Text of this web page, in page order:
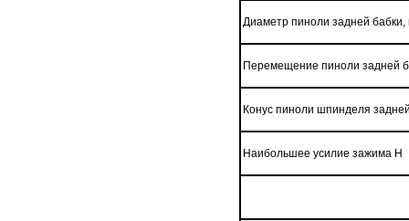
Диаметр пиноли задней бабки,
Перемещение пиноли задней
Конус пиноли шпинделя
Наибольшее усилие зажима Н